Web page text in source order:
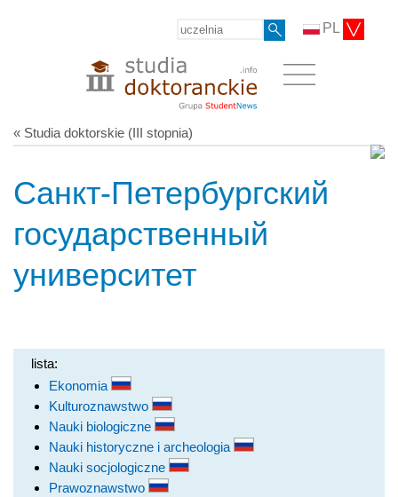
PL
« Studia doktorskie (III stopnia)
Санкт-Петербургский
государственный
университет
lista:
Ekonomia
Kulturoznawstwo
Nauki biologiczne
Nauki historyczne i archeologia
Nauki socjologiczne
Prawoznawstwo